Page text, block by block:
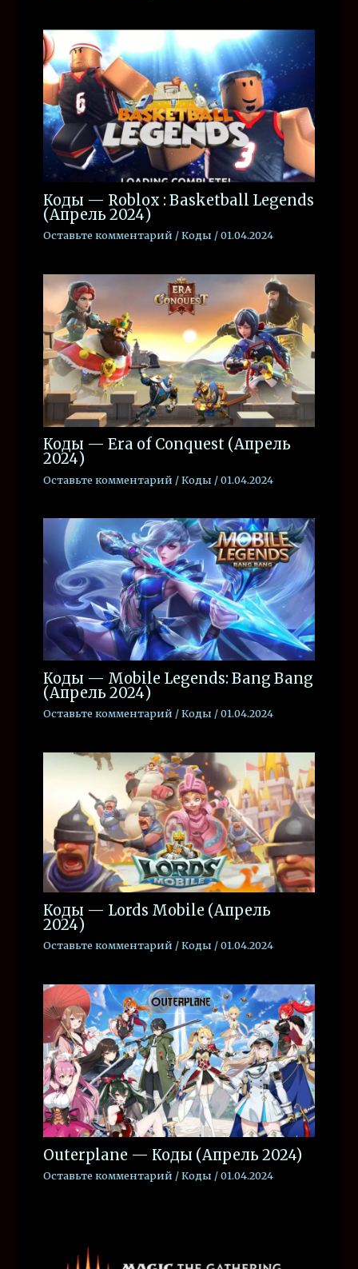
Коды — Roblox : Basketball Legends
(Апрель 2024)
Оставьте комментарий /Коды /01.04.2024
Коды — Era of Conquest (Апрель
2024)
Оставьте комментарий /Коды /01.04.2024
Коды — Mobile Legends: Bang Bang
(Апрель 2024)
Оставьте комментарий /Коды /01.04.2024
Коды — Lords Mobile (Апрель
2024)
Оставьте комментарий /Коды /01.04.2024
Outerplane — Коды (Апрель 2024)
Оставьте комментарий /Коды /01.04.2024